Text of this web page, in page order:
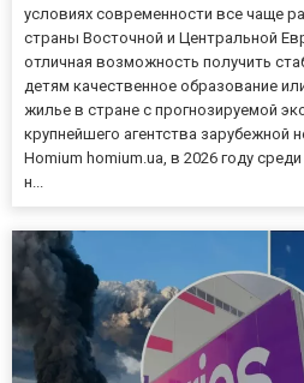
условиях современности все чаще
страны Восточной и Центральной
отличная возможность получить
детям качественное образование
жилье в стране с прогнозируемой
крупнейшего агентства зарубежной
Homium homium.ua, в 2026 году
н...